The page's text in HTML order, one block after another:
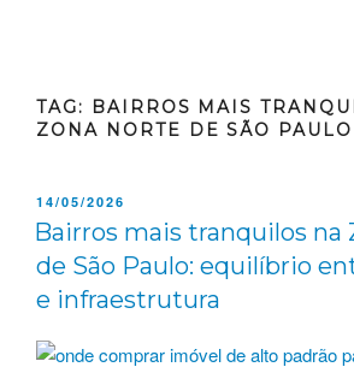
TAG: BAIRROS MAIS
ZONA NORTE DE SÃO PAULO
14/05/2026
Bairros mais tranquilos na
de São Paulo: equilíbrio
e infraestrutura